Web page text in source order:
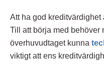
Att ha god
Till att börja med behöver
överhuvudtaget kunna
viktigt att ens